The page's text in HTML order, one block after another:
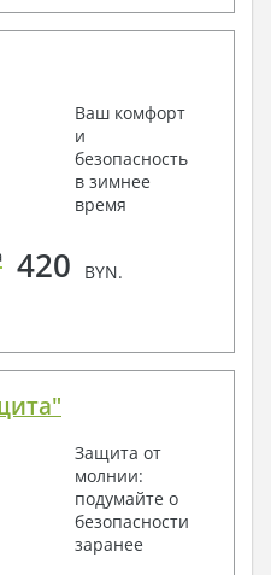
Ваш комфорт
и
безопасность
в зимнее
время
420 BYN.
Защита от
молнии:
подумайте о
безопасности
заранее